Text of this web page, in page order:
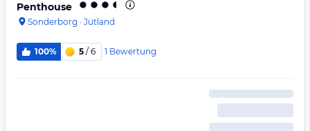
Penthouse
Sonderborg · Jütland
100% 5 / 6 1 Bewertung